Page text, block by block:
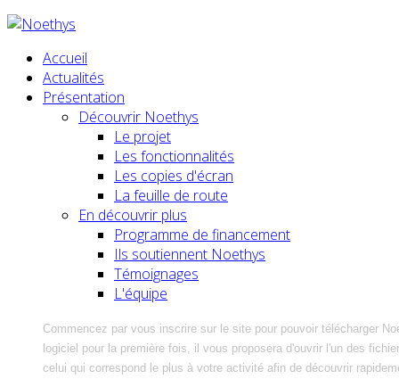
Accueil
Actualités
Présentation
Découvrir Noethys
Le projet
Les fonctionnalités
Les copies d'écran
La feuille de route
En découvrir plus
Programme de financement
Ils soutiennent Noethys
Témoignages
L'équipe
Commencez par vous inscrire sur le site pour pouvoir télécharger
logiciel pour la première fois, il vous proposera d'ouvrir l'un des
celui qui correspond le plus à votre activité afin de découvrir